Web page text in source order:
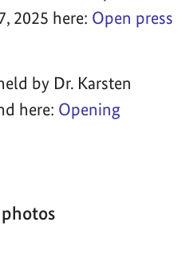
2025 here: Open press
by Dr. Karsten
here: Opening
photos